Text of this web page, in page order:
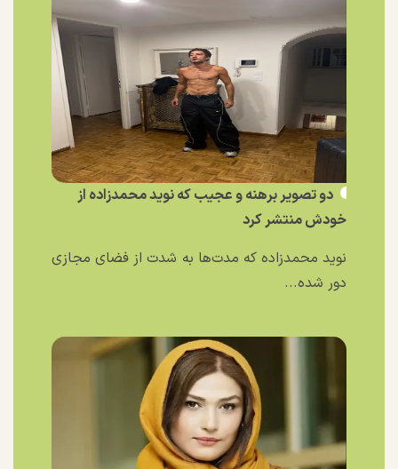
دو تصویر برهنه و عجیب که نوید محمدزاده از
خودش منتشر کرد
نوید محمدزاده که مدت‌ها به شدت از فضای مجازی
دور شده...